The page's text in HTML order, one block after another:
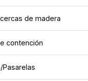
de madera
contención
Pasarelas